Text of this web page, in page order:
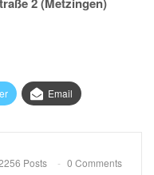
Email
Posts 0 Comments